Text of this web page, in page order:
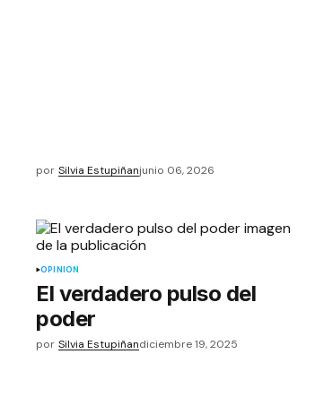
por Silvia Estupiñanjunio 06, 2026
OPINIÓN
El verdadero pulso del
poder
por Silvia Estupiñandiciembre 19, 2025